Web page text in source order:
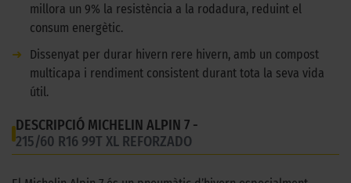
millora un 9% la resistència a la rodadura, reduint el
consum energètic.
➜
Dissenyat per durar hivern rere hivern, amb un compost
multicapa i rendiment consistent durant tota la seva vida
útil.
DESCRIPCIÓ MICHELIN ALPIN 7 -
215/60 R16 99T XL REFORZADO